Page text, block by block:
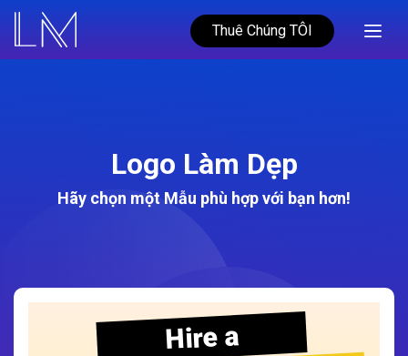
Thuê Chúng TÔI
Logo Làm Dẹp
Hãy chọn một Mẫu phù hợp với bạn hơn!
Hire a